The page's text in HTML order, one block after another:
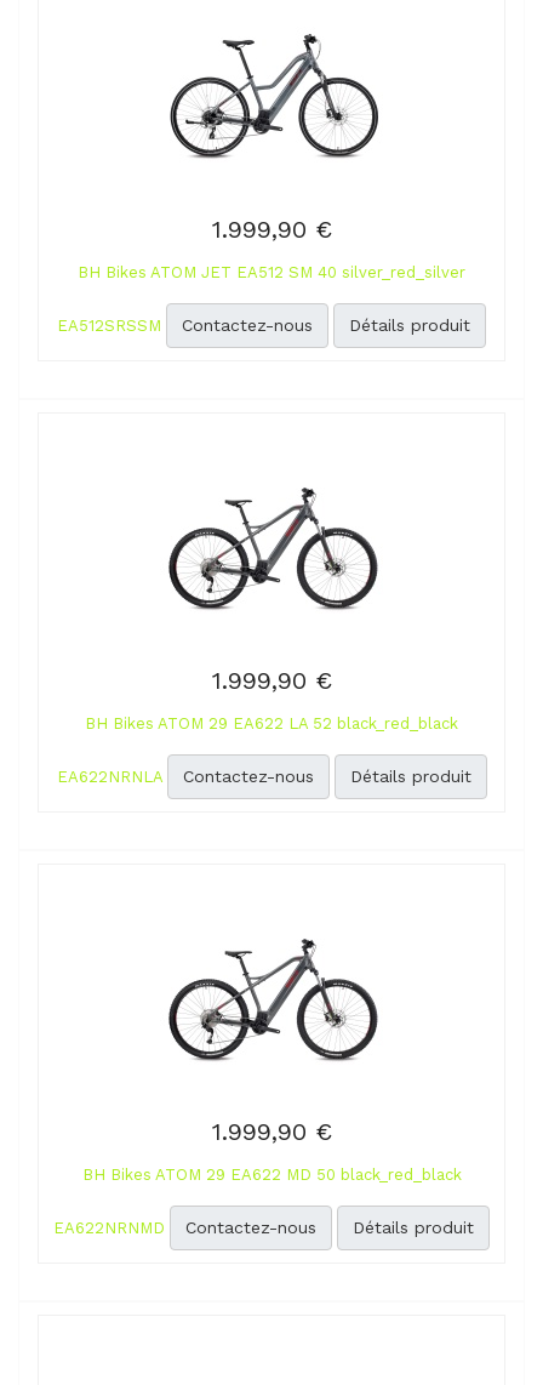
1.999,90 €
BH Bikes ATOM JET EA512 SM 40 silver_red_silver
EA512SRSSM Contactez-nous Détails produit
1.999,90 €
BH Bikes ATOM 29 EA622 LA 52 black_red_black
EA622NRNLA Contactez-nous Détails produit
1.999,90 €
BH Bikes ATOM 29 EA622 MD 50 black_red_black
EA622NRNMD Contactez-nous Détails produit